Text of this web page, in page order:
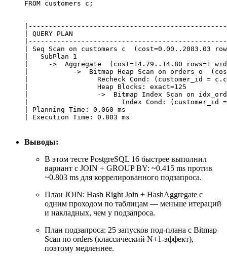
| QUERY PLAN
| Seq Scan on customers c
|   SubPlan 1
|     ->  Aggregate  (cost=14.79..14.80
|           ->  Bitmap Heap Scan on orders o
|                 Recheck Cond:
|                 Heap Blocks:
|                 ->  Bitmap Index Scan on
|                       Index Cond:
| Planning Time: 0.060 ms
Выводы:
В этом тесте PostgreSQL 16 быстрее выполнил
вариант с JOIN + GROUP BY: ~0.415 ms против
~0.803 ms для коррелированного подзапроса.
План JOIN: Hash Right Join + HashAggregate с
одним проходом по таблицам — меньше итераций
и накладных, чем у подзапроса.
План подзапроса: 25 запусков под-плана с Bitmap
Scan по orders (классический N+1-эффект),
поэтому медленнее.